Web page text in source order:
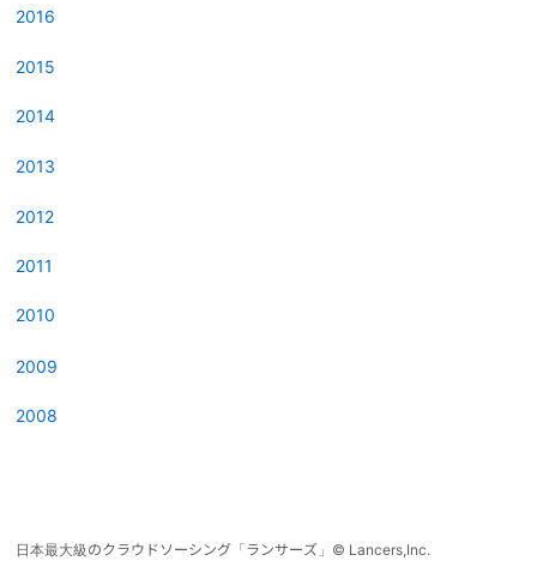
2016
2015
2014
2013
2012
2011
2010
2009
2008
日本最大級のクラウドソーシング「ランサーズ」 © Lancers,Inc.